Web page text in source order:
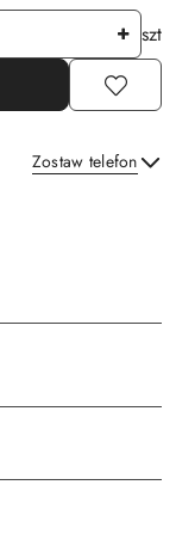
szt
Zostaw telefon